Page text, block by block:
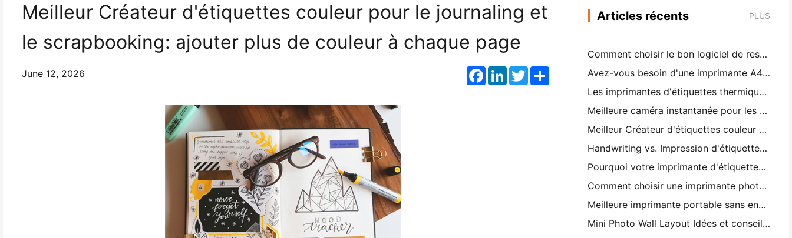
Meilleur Créateur d'étiquettes couleur pour le journaling et
le scrapbooking: ajouter plus de couleur à chaque page
June 12, 2026 Facebook
LinkedInTwitterShare
Articles récents PLUS
Comment choisir le bon logiciel de restaurant pour votre petit ou moyen restaurant
Avez-vous besoin d'une imprimante A4 portable pour les factures d'entrepôt? Ce qui fonctionne réellement
Les imprimantes d'étiquettes thermiques peuvent-elles fabriquer des étiquettes imperméables pour les produits des petites entreprises?
Meilleure caméra instantanée pour les débutants qui ne veulent pas gaspiller du papier
Meilleur Créateur d'étiquettes couleur pour le journaling et le scrapbooking: ajouter plus de couleur à chaque page
Handwriting vs. Impression d'étiquettes d'expédition: conseils pour les petites entreprises en 2026
Pourquoi votre imprimante d'étiquettes continue-t-elle à brouiller?
Comment choisir une imprimante photo de poche: un guide complet pour les utilisateurs de journaux, de voyages et d'iPhone
Meilleure imprimante portable sans encre pour les voyages, l'école et le travail mobile: Hanin MT620 Pro Review
Mini Photo Wall Layout Idées et conseils pour la décoration de la chambre à coucher et du dortoir